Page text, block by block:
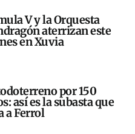
V y la Orquesta
aterrizan este
en Xuvia
por 150
así es la subasta que
a Ferrol